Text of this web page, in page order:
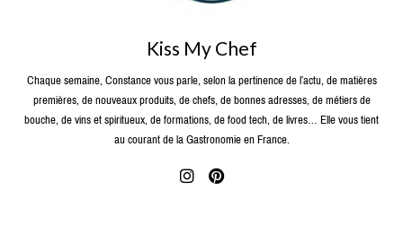
Kiss My Chef
Chaque semaine, Constance vous parle, selon la pertinence de l’actu, de matières
premières, de nouveaux produits, de chefs, de bonnes adresses, de métiers de
bouche, de vins et spiritueux, de formations, de food tech, de livres… Elle vous tient
au courant de la Gastronomie en France.